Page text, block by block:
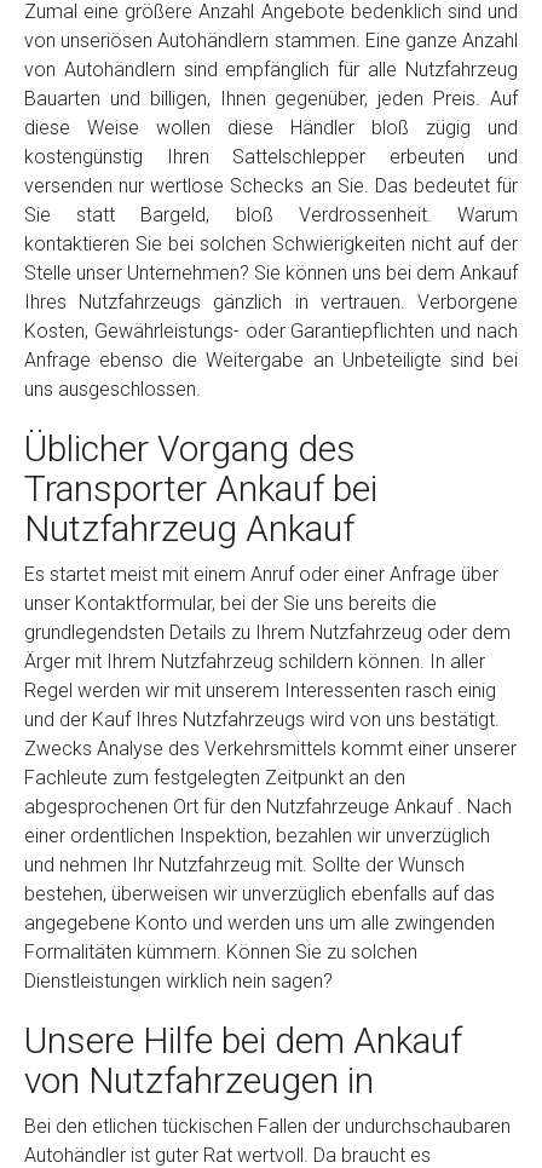
Zumal eine größere Anzahl Angebote bedenklich sind und
von unseriösen Autohändlern stammen. Eine ganze Anzahl
von Autohändlern sind empfänglich für alle Nutzfahrzeug
Bauarten und billigen, Ihnen gegenüber, jeden Preis. Auf
diese Weise wollen diese Händler bloß zügig und
kostengünstig Ihren Sattelschlepper erbeuten und
versenden nur wertlose Schecks an Sie. Das bedeutet für
Sie statt Bargeld, bloß Verdrossenheit. Warum
kontaktieren Sie bei solchen Schwierigkeiten nicht auf der
Stelle unser Unternehmen? Sie können uns bei dem Ankauf
Ihres Nutzfahrzeugs gänzlich in vertrauen. Verborgene
Kosten, Gewährleistungs- oder Garantiepflichten und nach
Anfrage ebenso die Weitergabe an Unbeteiligte sind bei
uns ausgeschlossen.
Üblicher Vorgang des
Transporter Ankauf bei
Nutzfahrzeug Ankauf
Es startet meist mit einem Anruf oder einer Anfrage über
unser Kontaktformular, bei der Sie uns bereits die
grundlegendsten Details zu Ihrem Nutzfahrzeug oder dem
Ärger mit Ihrem Nutzfahrzeug schildern können. In aller
Regel werden wir mit unserem Interessenten rasch einig
und der Kauf Ihres Nutzfahrzeugs wird von uns bestätigt.
Zwecks Analyse des Verkehrsmittels kommt einer unserer
Fachleute zum festgelegten Zeitpunkt an den
abgesprochenen Ort für den Nutzfahrzeuge Ankauf . Nach
einer ordentlichen Inspektion, bezahlen wir unverzüglich
und nehmen Ihr Nutzfahrzeug mit. Sollte der Wunsch
bestehen, überweisen wir unverzüglich ebenfalls auf das
angegebene Konto und werden uns um alle zwingenden
Formalitäten kümmern. Können Sie zu solchen
Dienstleistungen wirklich nein sagen?
Unsere Hilfe bei dem Ankauf
von Nutzfahrzeugen in
Bei den etlichen tückischen Fallen der undurchschaubaren
Autohändler ist guter Rat wertvoll. Da braucht es